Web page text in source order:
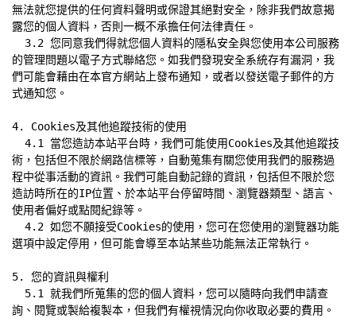
無法就您提供的任何資料聲明或保證其絕對安全，除非我們故意揭
露您的個人資料，否則一概不承擔任何法律責任。
的管理問題以電子方式聯絡您。如我們發現安全系統存有漏洞，我
們可能會藉由在本官方網站上發布通知，或者以發送電子郵件的方
式通知您。
4. Cookies及其他追蹤技術的使用
術，包括但不限於網路信標等，自動蒐集有關您使用我們的服務過
程中從事活動的資訊。我們可能自動記錄的資訊，包括但不限於您
造訪時所在的IP位置、於本站平台停留時間、瀏覽器類型、語言、
使用者偏好或點閱紀錄等。
選項中設定停用，但可能會導至本站某些功能無法正常執行。
5. 您的資訊與權利
詢、閱覽或製給複製本，但我們有權視情況向你收取必要的費用。